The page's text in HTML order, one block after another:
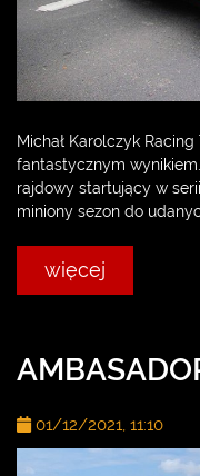
Michał Karolczyk
fantastycznym
rajdowy startujący w
miniony sezon do
więcej
01/12/2021, 11:10